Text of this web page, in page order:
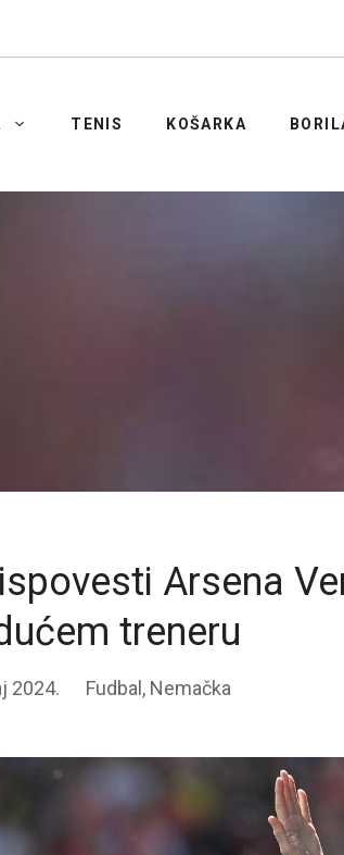
TENIS KOŠARKA
Arsena
treneru
2024. Fudbal , Nemačka